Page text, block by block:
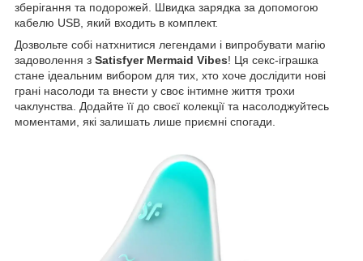
зберігання та подорожей. Швидка зарядка за допомогою
кабелю USB, який входить в комплект.
Дозвольте собі натхнитися легендами і випробувати магію
задоволення з Satisfyer Mermaid Vibes! Ця секс-іграшка
стане ідеальним вибором для тих, хто хоче дослідити нові
грані насолоди та внести у своє інтимне життя трохи
чаклунства. Додайте її до своєї колекції та насолоджуйтесь
моментами, які залишать лише приємні спогади.